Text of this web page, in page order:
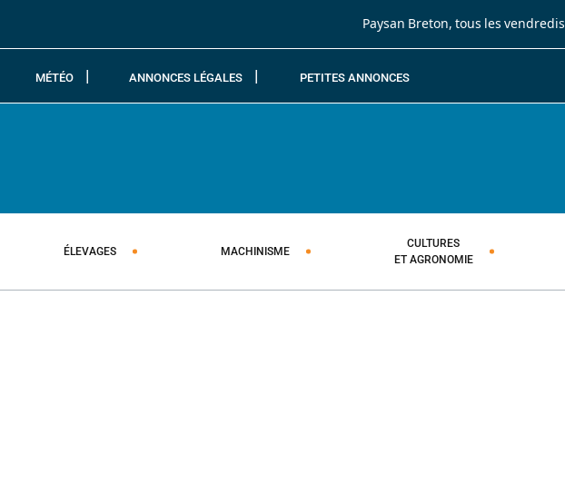
Paysan Breton, tous les
MÉTÉO ANNONCES LÉGALES PETITES ANNONCES
ÉLEVAGES MACHINISME
CULTURES
ET AGRONOMIE